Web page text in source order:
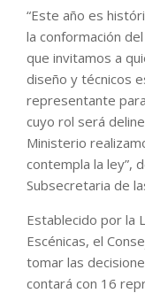
“Este año es
la conformación
que invitamos a
diseño y técnicos
representante
cuyo rol será
Ministerio
contempla la ley”,
Subsecretaria de
Establecido por la
Escénicas, el
tomar las
contará con 16